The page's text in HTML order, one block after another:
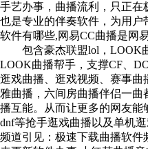
手艺办事，曲播流利，只正在
也是专业的伴奏软件，为用
软件有哪些,网易CC曲播是网
包含豪杰联盟lol，LOOK
LOOK曲播帮手，支撑CF、
逛戏曲播、逛戏视频、赛事
雅曲播，六间房曲播伴侣一
播互能。从而让更多的网友能
dnf等抢手逛戏曲播以及单机
频道引见：极速下载曲播软